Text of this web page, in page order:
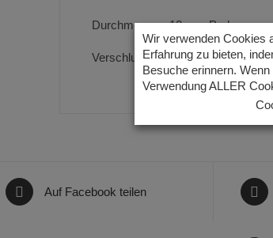
Durchmesser: 12 mm Perlen
Verschluss: Karabiner Verschluss
Auf Facebook teilen
Wir verwenden Cookies
Erfahrung zu bieten,
Besuche erinnern.
Verwendung ALLER